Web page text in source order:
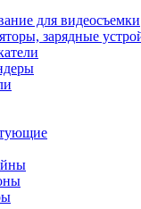
для видеосъемки
зарядные